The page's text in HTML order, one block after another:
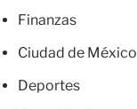
Finanzas
Ciudad de México
Deportes